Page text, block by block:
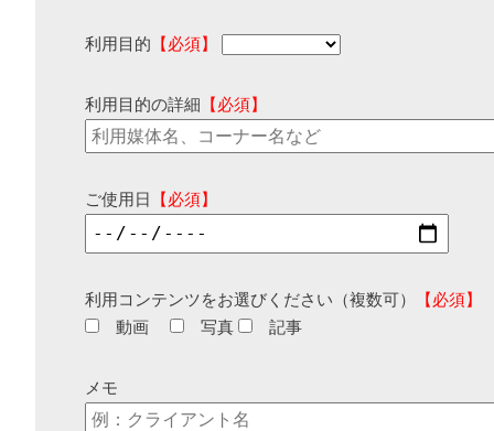
利用目的 【必須】
利用目的の詳細 【必須】
ご使用日 【必須】
利用コンテンツをお選びください（複数可）
【必須】
動画
写真 記事
メモ